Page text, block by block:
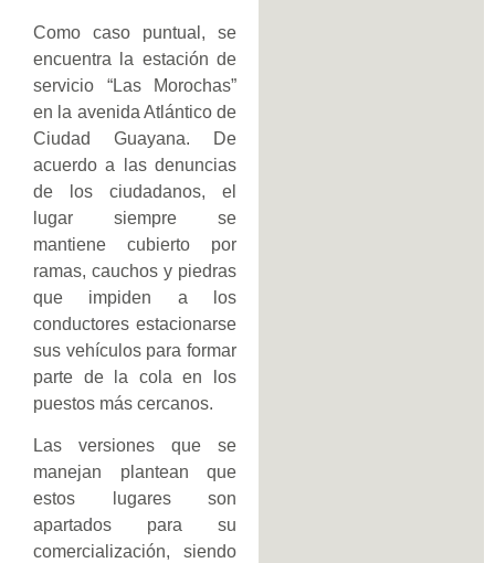
Como caso puntual, se
encuentra la estación de
servicio “Las Morochas”
en la avenida Atlántico de
Ciudad Guayana. De
acuerdo a las denuncias
de los ciudadanos, el
lugar siempre se
mantiene cubierto por
ramas, cauchos y piedras
que impiden a los
conductores estacionarse
sus vehículos para formar
parte de la cola en los
puestos más cercanos.
Las versiones que se
manejan plantean que
estos lugares son
apartados para su
comercialización, siendo